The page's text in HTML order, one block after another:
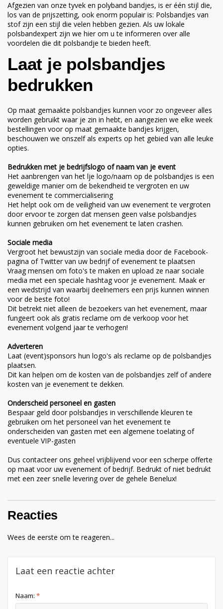
Afgezien van onze tyvek en polyband bandjes, is er één stijl die,
los van de prijszetting, ook enorm populair is: Polsbandjes van
stof zijn een stijl die velen hebben gezien. Als uw lokale
polsbandexpert zijn we hier om u te informeren over alle
voordelen die dit polsbandje te bieden heeft.
Laat je polsbandjes
bedrukken
Op maat gemaakte polsbandjes kunnen voor zo ongeveer alles
worden gebruikt waar je zin in hebt, en aangezien we elke week
bestellingen voor op maat gemaakte bandjes krijgen,
beschouwen we onszelf als experts op het gebied van alle leuke
opties.
Bedrukken met je bedrijfslogo of naam van je event
Het aanbrengen van het lje logo/naam op de polsbandjes is een
geweldige manier om de bekendheid te vergroten en uw
evenement te commercialisering
Het helpt ook om de veiligheid van uw evenement te vergroten
door ervoor te zorgen dat mensen geen valse polsbandjes
kunnen gebruiken om het evenement te laten crashen.
Sociale media
Vergroot het bewustzijn van sociale media door de Facebook-
pagina of Twitter van uw bedrijf of evenement te plaatsen
Vraag mensen om foto's te maken en upload ze naar sociale
media met een speciale hashtag voor je evenement. Maak er
een wedstrijd van waarbij deelnemers een prijs kunnen winnen
voor de beste foto!
Dit betrekt niet alleen de bezoekers van het evenement, maar
fungeert ook als gratis reclame om de verkoop voor het
evenement volgend jaar te verhogen!
Adverteren
Laat (event)sponsors hun logo's als reclame op de polsbandjes
plaatsen.
Dit kan helpen om de kosten van de polsbandjes zelf of andere
kosten van je evenement te dekken.
Onderscheid personeel en gasten
Bespaar geld door polsbandjes in verschillende kleuren te
gebruiken om het personeel van het evenement te
onderscheiden van gasten met een algemene toelating of
eventuele VIP-gasten
Dus contacteer ons geheel vrijblijvend voor een scherpe offerte
op maat voor uw evenement of bedrijf. Bedrukt of niet bedrukt
met een zeer snelle levering over de gehele Benelux!
Reacties
Wees de eerste om te reageren...
Laat een reactie achter
Naam: *